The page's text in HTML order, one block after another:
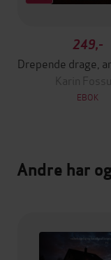
249,-
Karin
EBOK
Andre har